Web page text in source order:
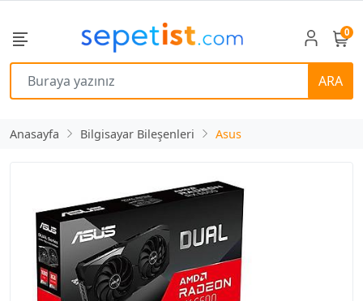
ARA
0
Anasayfa Bilgisayar Bileşenleri Asus